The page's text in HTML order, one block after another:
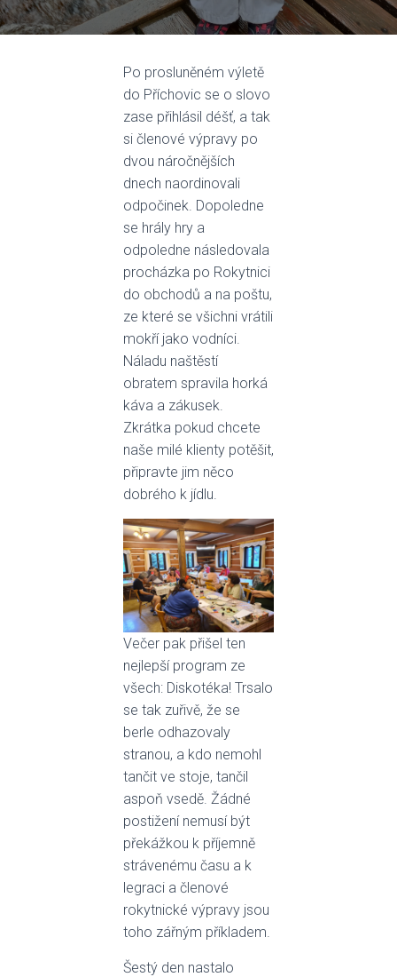
Po prosluněném výletě
do Příchovic se o slovo
zase přihlásil déšť, a tak
si členové výpravy po
dvou náročnějších
dnech naordinovali
odpočinek. Dopoledne
se hrály hry a
odpoledne následovala
procházka po Rokytnici
do obchodů a na poštu,
ze které se všichni vrátili
mokří jako vodníci.
Náladu naštěstí
obratem spravila horká
káva a zákusek.
Zkrátka pokud chcete
naše milé klienty potěšit,
připravte jim něco
dobrého k jídlu.
Večer pak přišel ten
nejlepší program ze
všech: Diskotéka! Trsalo
se tak zuřivě, že se
berle odhazovaly
stranou, a kdo nemohl
tančit ve stoje, tančil
aspoň vsedě. Žádné
postižení nemusí být
překážkou k příjemně
strávenému času a k
legraci a členové
rokytnické výpravy jsou
toho zářným příkladem.
Šestý den nastalo